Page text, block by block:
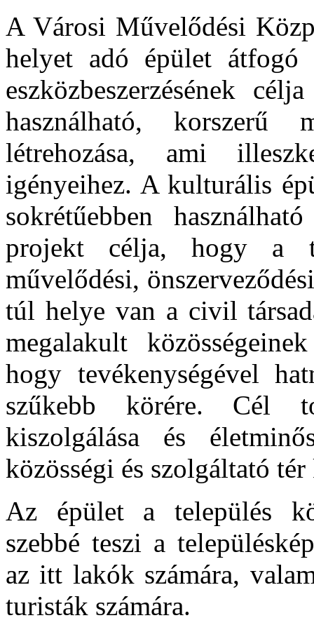
A Városi Művelődési
helyet adó épület átfogó
eszközbeszerzésének
használható, korszerű
létrehozása, ami
igényeihez. A kulturális
sokrétűebben
projekt célja, hogy a
művelődési,
túl helye van a civil
megalakult
hogy tevékenységével
szűkebb körére. Cél
kiszolgálása és
közösségi és szolgáltató
Az épület a település
szebbé teszi a
az itt lakók számára,
turisták számára.